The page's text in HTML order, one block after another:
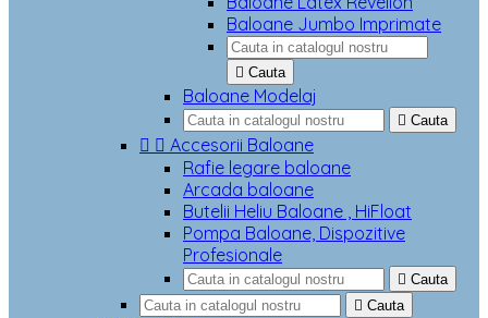
Baloane Jumbo Imprimate
 Cauta
Baloane Modelaj
 Cauta
  Accesorii Baloane
Rafie legare baloane
Arcada baloane
Butelii Heliu Baloane , HiFloat
Pompa Baloane, Dispozitive
Profesionale
 Cauta
 Cauta